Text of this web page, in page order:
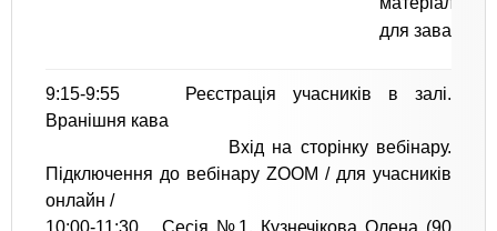
для
9:15-9:55 Реєстрація учасників в залі.
Вранішня кава
Вхід на сторінку вебінару.
Підключення до вебінару ZOOM / для учасників
онлайн /